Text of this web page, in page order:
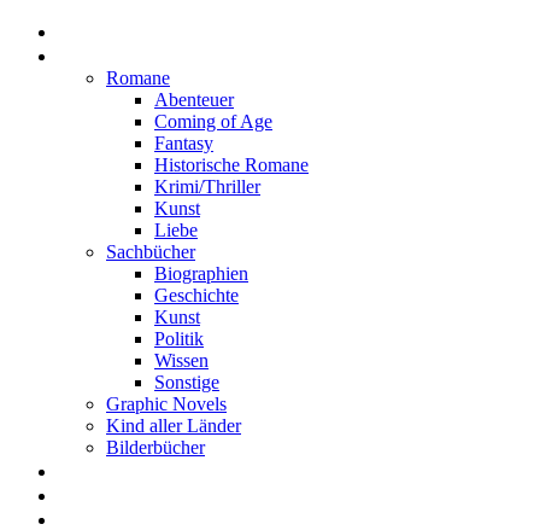
Romane
Abenteuer
Coming of Age
Fantasy
Historische Romane
Krimi/Thriller
Kunst
Liebe
Sachbücher
Biographien
Geschichte
Kunst
Politik
Wissen
Sonstige
Graphic Novels
Kind aller Länder
Bilderbücher